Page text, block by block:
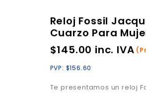
Reloj Fossil
Cuarzo Para
$145.00 inc. IVA
PVP: $156.60
Te presentamos un reloj